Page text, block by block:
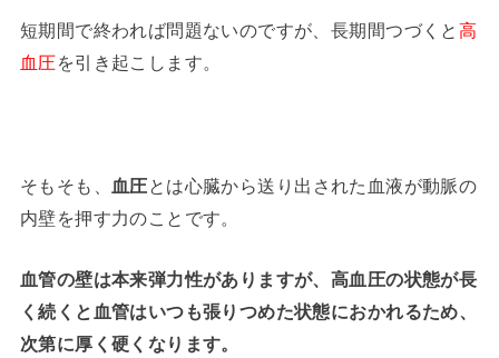
短期間で終われば問題ないのですが、長期間つづくと 高
血圧を引き起こします。
そもそも、 血圧 とは心臓から送り出された血液が動脈の
内壁を押す力のことです。
血管の壁は本来弾力性がありますが、高血圧の状態が長
く続くと血管はいつも張りつめた状態におかれるため、
次第に厚く硬くなります。